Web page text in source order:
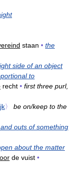
staan • the
side of an object
to
recht • first three purl,
〉
be on/keep to the
outs of something
about the matter
de vuist •